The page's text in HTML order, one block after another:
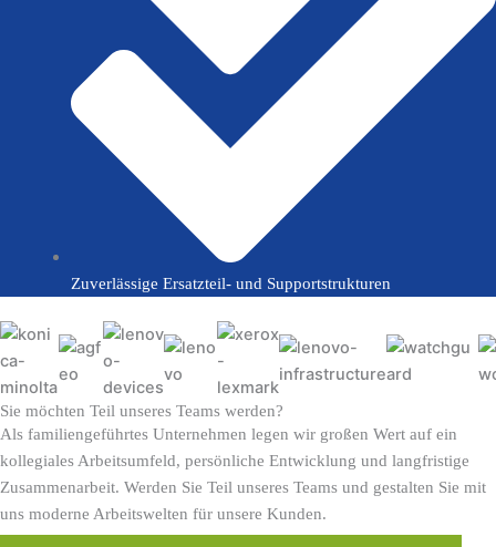
Zuverlässige Ersatzteil- und Supportstrukturen
Sie möchten Teil unseres Teams werden?
Als familiengeführtes Unternehmen legen wir großen Wert auf ein
kollegiales Arbeitsumfeld, persönliche Entwicklung und langfristige
Zusammenarbeit. Werden Sie Teil unseres Teams und gestalten Sie mit
uns moderne Arbeitswelten für unsere Kunden.